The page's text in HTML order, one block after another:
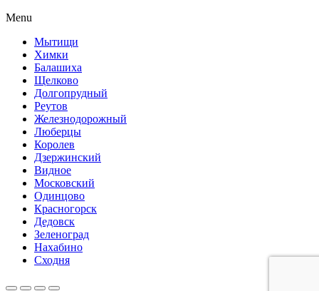
Menu
Мытищи
Химки
Балашиха
Щелково
Долгопрудный
Реутов
Железнодорожный
Люберцы
Королев
Дзержинский
Видное
Московский
Одинцово
Красногорск
Дедовск
Зеленоград
Нахабино
Сходня